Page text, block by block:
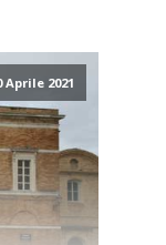
Aprile 2021